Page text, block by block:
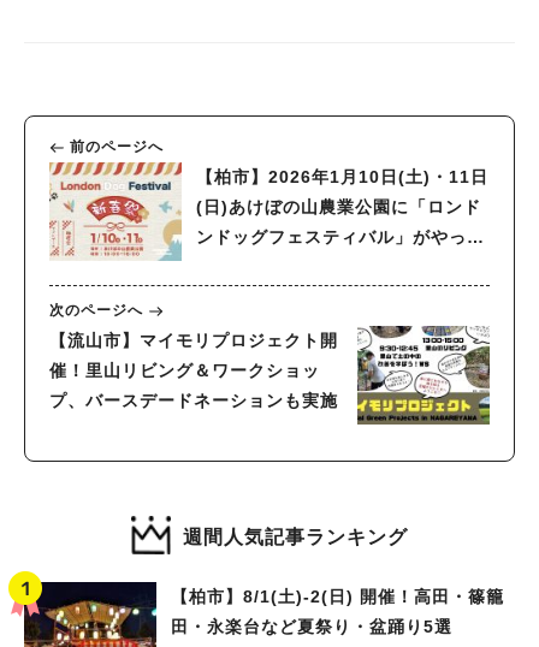
前のページへ
【柏市】2026年1月10日(土)・11日
(日)あけぼの山農業公園に「ロンド
ンドッグフェスティバル」がやって
次のページへ
【流山市】マイモリプロジェクト開
催！里山リビング＆ワークショッ
プ、バースデードネーションも実施
週間人気記事ランキング
【柏市】8/1(土)‐2(日) 開催！高田・篠籠
田・永楽台など夏祭り・盆踊り5選